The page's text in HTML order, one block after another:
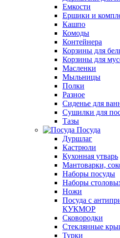
Емкости
Ершики и
Кашпо
Комоды
Контейнера
Корзины для
Корзины для
Масленки
Мыльницы
Полки
Разное
Сиденье для
Сушилки для
Тазы
Посуда
Дуршлаг
Кастрюли
Кухонная утварь
Мантоварки,
Наборы посуды
Наборы
Ножи
Посуда с
КУКМОР
Сковородки
Стеклянные
Турки